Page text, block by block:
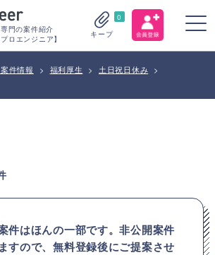
門の案件紹介
ロエンジニア】
0
キープ
件情報 > 福利厚生 > 土日祝日休み >
件はほんの一部です。非公開案件
すので、無料登録後にご提案させ